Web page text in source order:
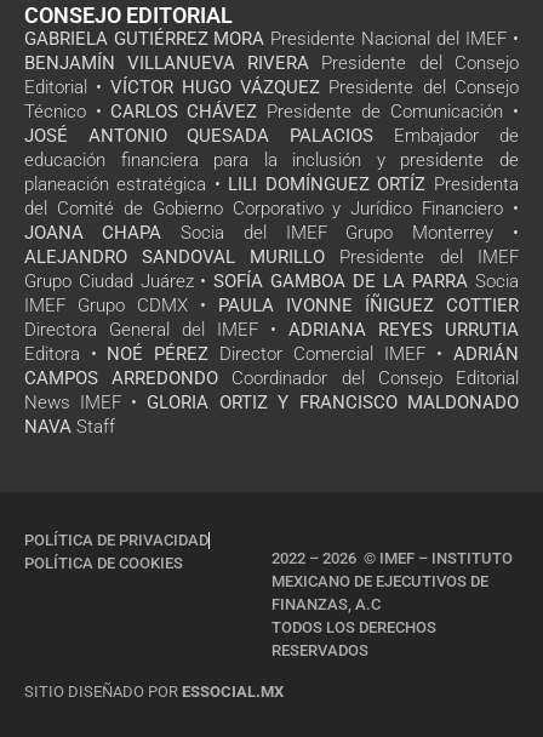
CONSEJO EDITORIAL
GABRIELA GUTIÉRREZ MORA Presidente Nacional del IMEF •
BENJAMÍN VILLANUEVA RIVERA Presidente del Consejo
Editorial • VÍCTOR HUGO VÁZQUEZ Presidente del Consejo
Técnico • CARLOS CHÁVEZ Presidente de Comunicación •
JOSÉ ANTONIO QUESADA PALACIOS Embajador de
educación financiera para la inclusión y presidente de
planeación estratégica • LILI DOMÍNGUEZ ORTÍZ Presidenta
del Comité de Gobierno Corporativo y Jurídico Financiero •
JOANA CHAPA Socia del IMEF Grupo Monterrey •
ALEJANDRO SANDOVAL MURILLO Presidente del IMEF
Grupo Ciudad Juárez • SOFÍA GAMBOA DE LA PARRA Socia
IMEF Grupo CDMX • PAULA IVONNE ÍÑIGUEZ COTTIER
Directora General del IMEF • ADRIANA REYES URRUTIA
Editora • NOÉ PÉREZ Director Comercial IMEF • ADRIÁN
CAMPOS ARREDONDO Coordinador del Consejo Editorial
News IMEF • GLORIA ORTIZ Y FRANCISCO MALDONADO
NAVA Staff
2022 – 2026 © IMEF – INSTITUTO
MEXICANO DE EJECUTIVOS DE
FINANZAS, A.C
TODOS LOS DERECHOS
RESERVADOS
POLÍTICA DE PRIVACIDAD
POLÍTICA DE COOKIES
SITIO DISEÑADO POR ESSOCIAL.MX